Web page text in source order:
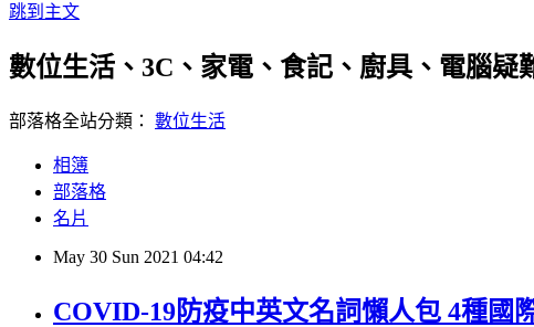
跳到主文
數位生活、3C、家電、食記、廚具、電腦疑
部落格全站分類： 數位生活
相簿
部落格
名片
May 30 Sun 2021 04:42
COVID-19防疫中英文名詞懶人包 4種國